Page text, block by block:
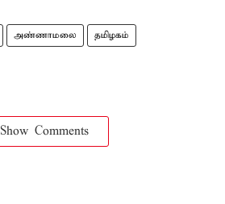
அண்ணாமலை தமிழகம்
Show Comments